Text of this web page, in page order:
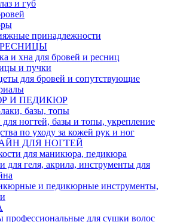
и губ
принадлежности
и хна для бровей и ресниц
и пучки
для бровей и сопутствующие
И ПЕДИКЮР
базы, топы
ногтей, базы и топы, укрепление
по уходу за кожей рук и ног
ДЛЯ НОГТЕЙ
для маникюра, педикюра
для геля, акрила, инструменты для
и педикюрные инструменты,
профессиональные для сушки волос